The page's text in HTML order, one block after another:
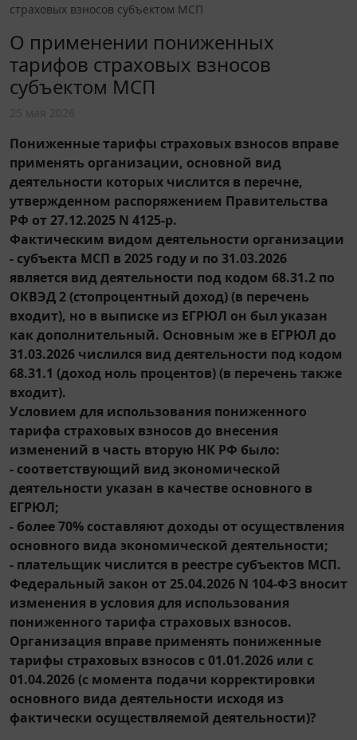
страховых взносов субъектом МСП
О применении пониженных
тарифов страховых взносов
субъектом МСП
Пониженные тарифы страховых взносов вправе
применять организации, основной вид
деятельности которых числится в перечне,
утвержденном распоряжением Правительства
РФ от 27.12.2025 N 4125-р.
Фактическим видом деятельности организации
- субъекта МСП в 2025 году и по 31.03.2026
является вид деятельности под кодом 68.31.2 по
ОКВЭД 2 (стопроцентный доход) (в перечень
входит), но в выписке из ЕГРЮЛ он был указан
как дополнительный. Основным же в ЕГРЮЛ до
31.03.2026 числился вид деятельности под кодом
68.31.1 (доход ноль процентов) (в перечень также
входит).
Условием для использования пониженного
тарифа страховых взносов до внесения
изменений в часть вторую НК РФ было:
- соответствующий вид экономической
деятельности указан в качестве основного в
ЕГРЮЛ;
- более 70% составляют доходы от осуществления
основного вида экономической деятельности;
- плательщик числится в реестре субъектов МСП.
Федеральный закон от 25.04.2026 N 104-ФЗ вносит
изменения в условия для использования
пониженного тарифа страховых взносов.
Организация вправе применять пониженные
тарифы страховых взносов с 01.01.2026 или с
01.04.2026 (с момента подачи корректировки
основного вида деятельности исходя из
фактически осуществляемой деятельности)?